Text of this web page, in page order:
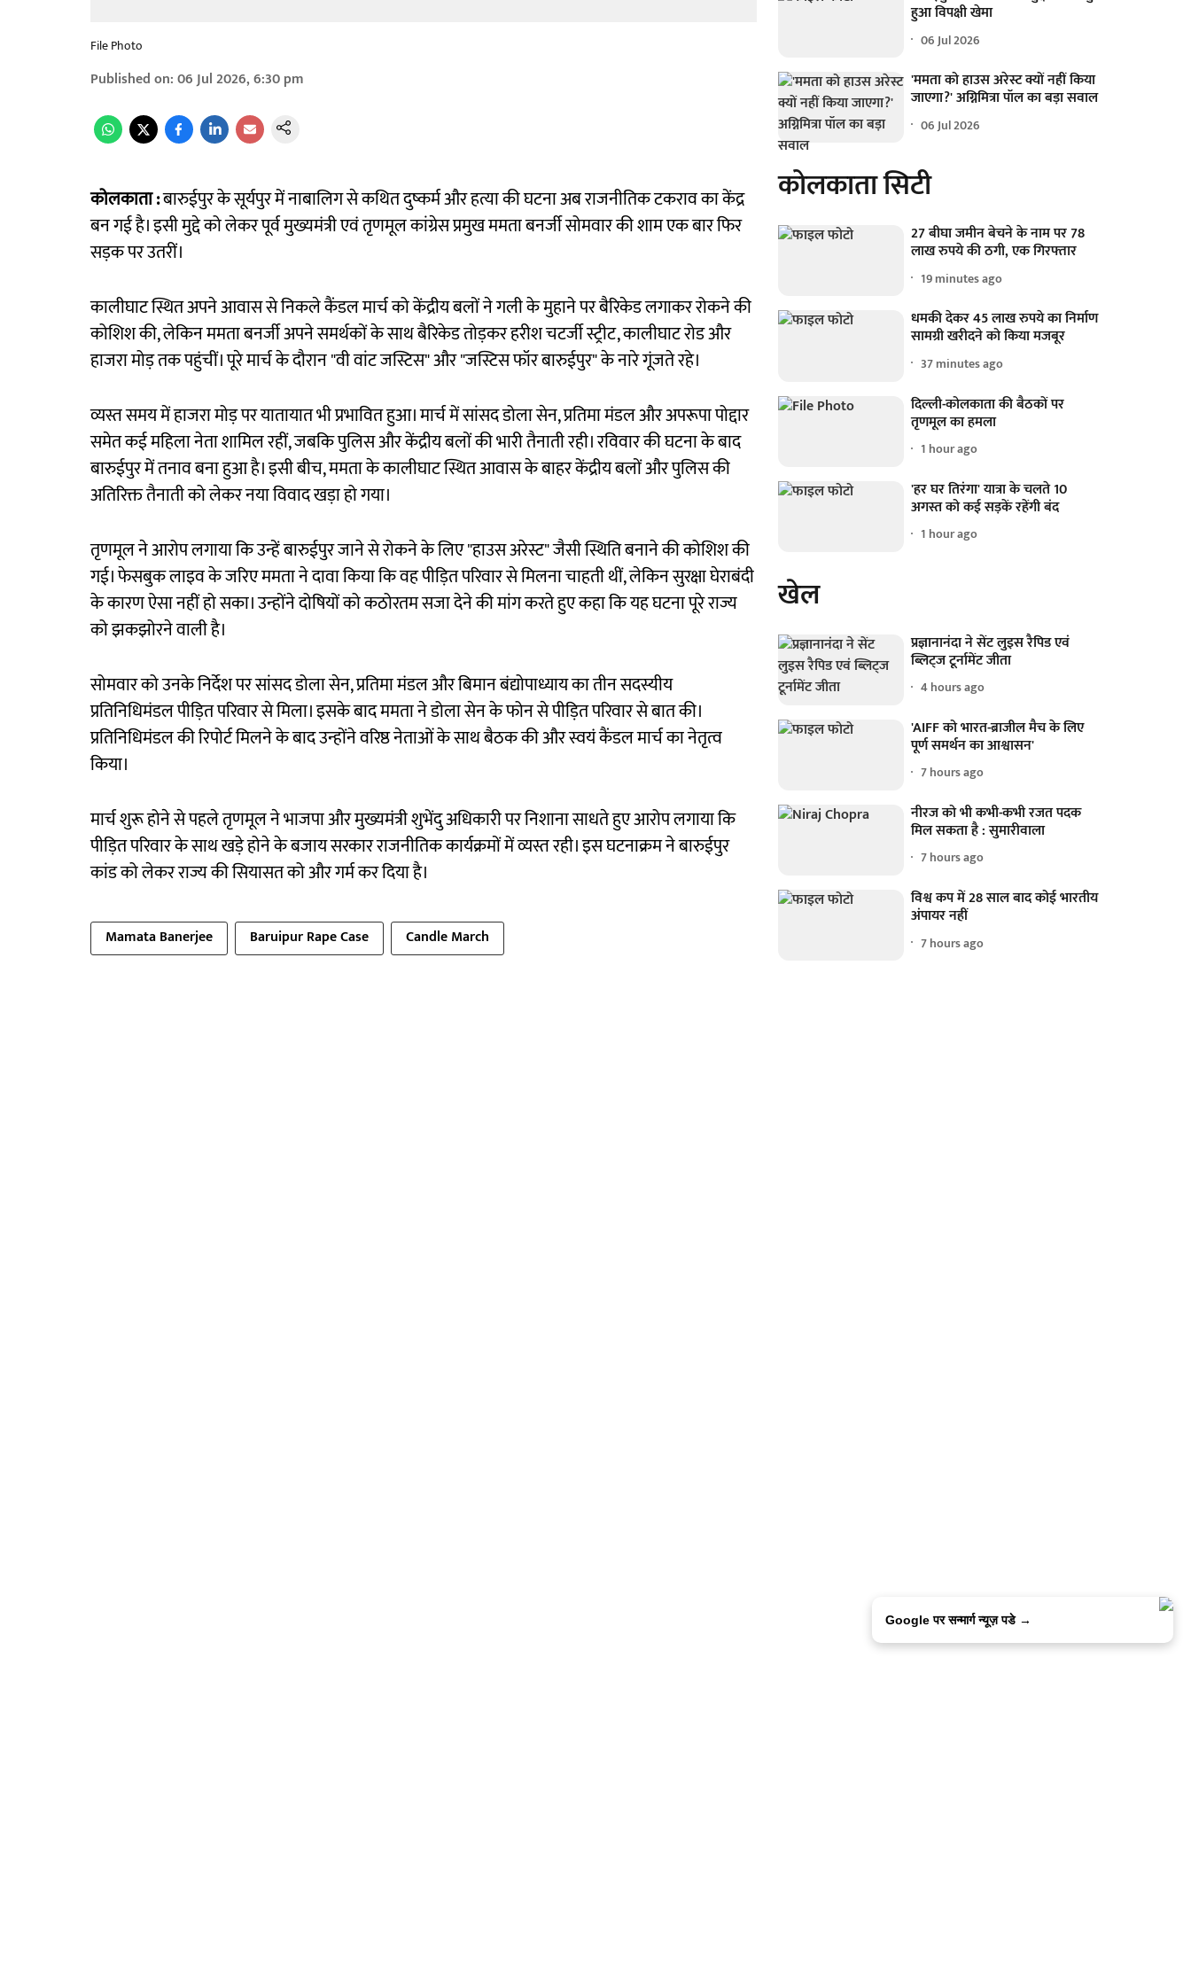
File Photo
Published on:06 Jul 2026, 6:30 pm
कोलकाता :बारुईपुर के सूर्यपुर में नाबालिग से कथित दुष्कर्म और हत्या की घटना अब राजनीतिक टकराव का केंद्र
बन गई है। इसी मुद्दे को लेकर पूर्व मुख्यमंत्री एवं तृणमूल कांग्रेस प्रमुख ममता बनर्जी सोमवार की शाम एक बार फिर
सड़क पर उतरीं।
कालीघाट स्थित अपने आवास से निकले कैंडल मार्च को केंद्रीय बलों ने गली के मुहाने पर बैरिकेड लगाकर रोकने की
कोशिश की, लेकिन ममता बनर्जी अपने समर्थकों के साथ बैरिकेड तोड़कर हरीश चटर्जी स्ट्रीट, कालीघाट रोड और
हाजरा मोड़ तक पहुंचीं। पूरे मार्च के दौरान "वी वांट जस्टिस" और "जस्टिस फॉर बारुईपुर" के नारे गूंजते रहे।
व्यस्त समय में हाजरा मोड़ पर यातायात भी प्रभावित हुआ। मार्च में सांसद डोला सेन, प्रतिमा मंडल और अपरूपा पोद्दार
समेत कई महिला नेता शामिल रहीं, जबकि पुलिस और केंद्रीय बलों की भारी तैनाती रही। रविवार की घटना के बाद
बारुईपुर में तनाव बना हुआ है। इसी बीच, ममता के कालीघाट स्थित आवास के बाहर केंद्रीय बलों और पुलिस की
अतिरिक्त तैनाती को लेकर नया विवाद खड़ा हो गया।
तृणमूल ने आरोप लगाया कि उन्हें बारुईपुर जाने से रोकने के लिए "हाउस अरेस्ट" जैसी स्थिति बनाने की कोशिश की
गई। फेसबुक लाइव के जरिए ममता ने दावा किया कि वह पीड़ित परिवार से मिलना चाहती थीं, लेकिन सुरक्षा घेराबंदी
के कारण ऐसा नहीं हो सका। उन्होंने दोषियों को कठोरतम सजा देने की मांग करते हुए कहा कि यह घटना पूरे राज्य
को झकझोरने वाली है।
सोमवार को उनके निर्देश पर सांसद डोला सेन, प्रतिमा मंडल और बिमान बंद्योपाध्याय का तीन सदस्यीय
प्रतिनिधिमंडल पीड़ित परिवार से मिला। इसके बाद ममता ने डोला सेन के फोन से पीड़ित परिवार से बात की।
प्रतिनिधिमंडल की रिपोर्ट मिलने के बाद उन्होंने वरिष्ठ नेताओं के साथ बैठक की और स्वयं कैंडल मार्च का नेतृत्व
किया।
मार्च शुरू होने से पहले तृणमूल ने भाजपा और मुख्यमंत्री शुभेंदु अधिकारी पर निशाना साधते हुए आरोप लगाया कि
पीड़ित परिवार के साथ खड़े होने के बजाय सरकार राजनीतिक कार्यक्रमों में व्यस्त रही। इस घटनाक्रम ने बारुईपुर
कांड को लेकर राज्य की सियासत को और गर्म कर दिया है।
Mamata Banerjee Baruipur Rape Case Candle March
हुआ विपक्षी खेमा
06 Jul 2026
'ममता को हाउस अरेस्ट क्यों नहीं किया
जाएगा?' अग्निमित्रा पॉल का बड़ा सवाल
06 Jul 2026
कोलकाता सिटी
27 बीघा जमीन बेचने के नाम पर 78
लाख रुपये की ठगी, एक गिरफ्तार
19 minutes ago
धमकी देकर 45 लाख रुपये का निर्माण
सामग्री खरीदने को किया मजबूर
37 minutes ago
दिल्ली-कोलकाता की बैठकों पर
तृणमूल का हमला
1 hour ago
'हर घर तिरंगा' यात्रा के चलते 10
अगस्त को कई सड़कें रहेंगी बंद
1 hour ago
खेल
प्रज्ञानानंदा ने सेंट लुइस रैपिड एवं
ब्लिट्ज टूर्नामेंट जीता
4 hours ago
'AIFF को भारत-ब्राजील मैच के लिए
पूर्ण समर्थन का आश्वासन'
7 hours ago
नीरज को भी कभी-कभी रजत पदक
मिल सकता है : सुमारीवाला
7 hours ago
विश्व कप में 28 साल बाद कोई भारतीय
अंपायर नहीं
7 hours ago
Google पर सन्मार्ग न्यूज़ पडे →